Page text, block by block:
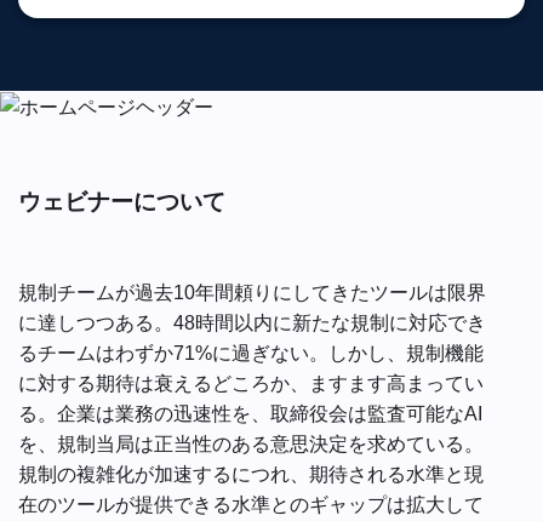
ウェビナーについて
規制チームが過去10年間頼りにしてきたツールは限界
に達しつつある。48時間以内に新たな規制に対応でき
るチームはわずか71%に過ぎない。しかし、規制機能
に対する期待は衰えるどころか、ますます高まってい
る。企業は業務の迅速性を、取締役会は監査可能なAI
を、規制当局は正当性のある意思決定を求めている。
規制の複雑化が加速するにつれ、期待される水準と現
在のツールが提供できる水準とのギャップは拡大して